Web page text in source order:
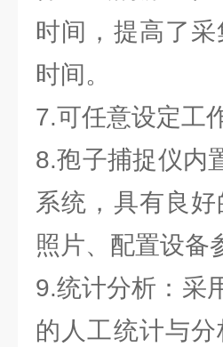
时间，提高了
时间。
7.可任意设定工
8.孢子捕捉仪内
系统，具有良
照片、配置设备
9.统计分析：采
的人工统计与